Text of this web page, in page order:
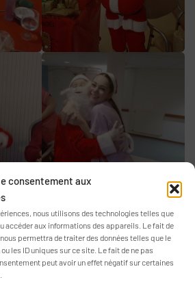
consentement aux
nous utilisons des technologies telles que
accéder aux informations des appareils. Le fait de
permettra de traiter des données telles que le
les ID uniques sur ce site. Le fait de ne pas
peut avoir un effet négatif sur certaines